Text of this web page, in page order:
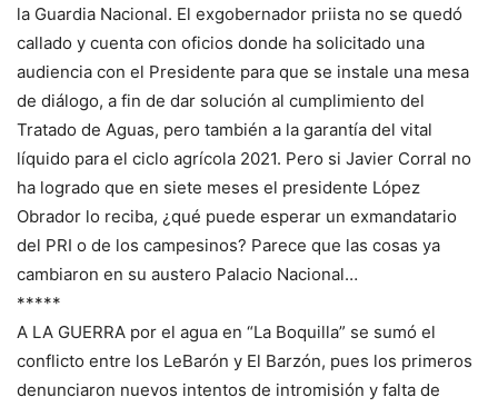
la Guardia Nacional. El exgobernador priista no se quedó
callado y cuenta con oficios donde ha solicitado una
audiencia con el Presidente para que se instale una mesa
de diálogo, a fin de dar solución al cumplimiento del
Tratado de Aguas, pero también a la garantía del vital
líquido para el ciclo agrícola 2021. Pero si Javier Corral no
ha logrado que en siete meses el presidente López
Obrador lo reciba, ¿qué puede esperar un exmandatario
del PRI o de los campesinos? Parece que las cosas ya
cambiaron en su austero Palacio Nacional…
*****
A LA GUERRA por el agua en “La Boquilla” se sumó el
conflicto entre los LeBarón y El Barzón, pues los primeros
denunciaron nuevos intentos de intromisión y falta de